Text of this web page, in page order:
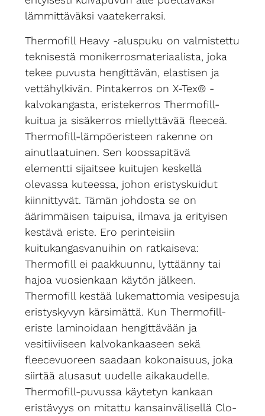
lämmittäväksi vaatekerraksi.
Thermofill Heavy -aluspuku on valmistettu
teknisestä monikerrosmateriaalista, joka
tekee puvusta hengittävän, elastisen ja
vettähylkivän. Pintakerros on X-Tex® -
kalvokangasta, eristekerros Thermofill-
kuitua ja sisäkerros miellyttävää fleeceä.
Thermofill-lämpöeristeen rakenne on
ainutlaatuinen. Sen koossapitävä
elementti sijaitsee kuitujen keskellä
olevassa kuteessa, johon eristyskuidut
kiinnittyvät. Tämän johdosta se on
äärimmäisen taipuisa, ilmava ja erityisen
kestävä eriste. Ero perinteisiin
kuitukangasvanuihin on ratkaiseva:
Thermofill ei paakkuunnu, lyttäänny tai
hajoa vuosienkaan käytön jälkeen.
Thermofill kestää lukemattomia vesipesuja
eristyskyvyn kärsimättä. Kun Thermofill-
eriste laminoidaan hengittävään ja
vesitiiviiseen kalvokankaaseen sekä
fleecevuoreen saadaan kokonaisuus, joka
siirtää alusasut uudelle aikakaudelle.
Thermofill-puvussa käytetyn kankaan
eristävyys on mitattu kansainvälisellä Clo-